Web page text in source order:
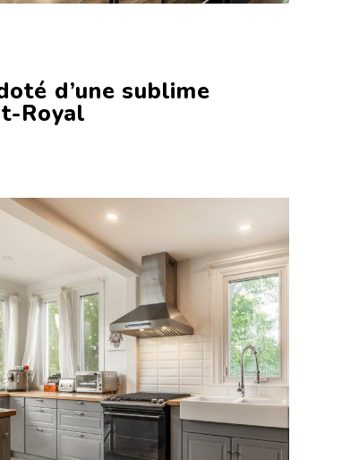
d’une sublime
Royal